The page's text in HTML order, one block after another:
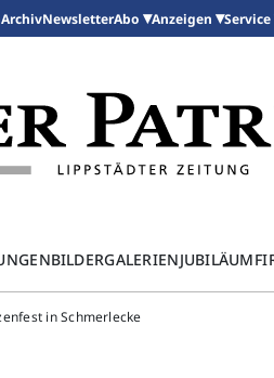
ArchivNewsletterAbo Anzeigen Service
BILDERGALERIENJUBILÄUM
in Schmerlecke